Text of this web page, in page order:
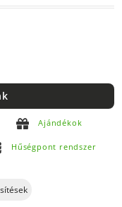
Ajándékok
Hűségpont rendszer